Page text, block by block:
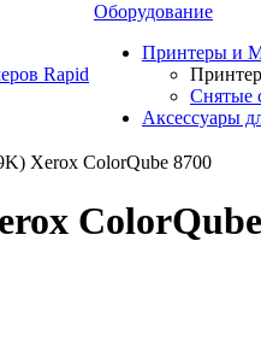
Rapid
Оборудование
Принтеры и
Снятые
Аксессуары
Xerox ColorQube 8700